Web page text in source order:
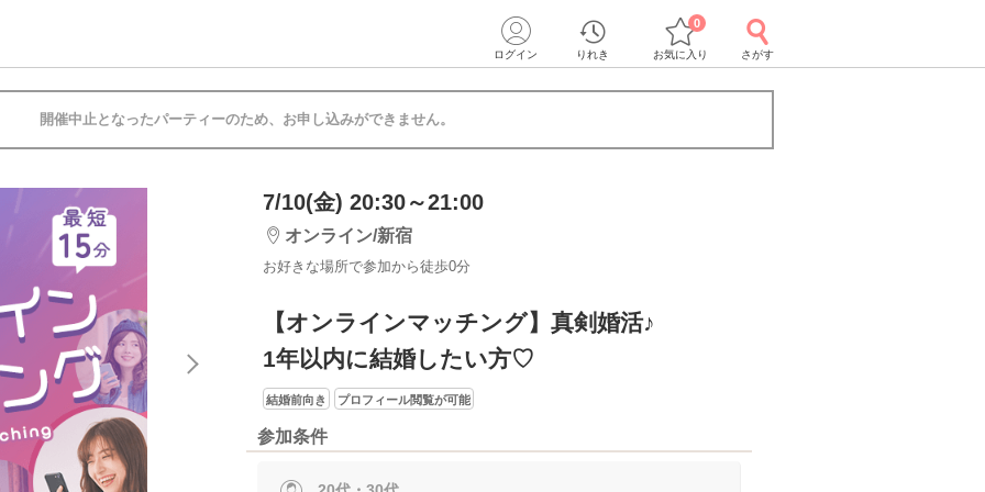
ログイン りれき お気に入り
0
さがす
開催中止となったパーティーのため、お申し込みができません。
7/10(金) 20:30～21:00
オンライン/新宿
お好きな場所で参加から徒歩0分
【オンラインマッチング】真剣婚活♪
1年以内に結婚したい方♡
結婚前向き プロフィール閲覧が可能
参加条件